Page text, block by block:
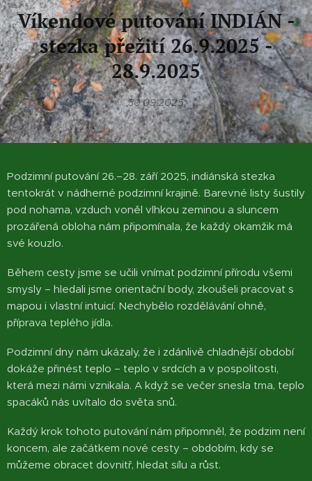
Víkendové putování INDIÁN -
stezka přežití 26.9.2025 -
28.9.2025
30.09.2025
Podzimní putování 26.–28. září 2025, indiánská stezka
tentokrát v nádherné podzimní krajině. Barevné listy šustily
pod nohama, vzduch voněl vlhkou zeminou a sluncem
prozářená obloha nám připomínala, že každý okamžik má
své kouzlo.
Během cesty jsme se učili vnímat podzimní přírodu všemi
smysly – hledali jsme orientační body, zkoušeli pracovat s
mapou i vlastní intuicí. Nechybělo rozdělávání ohně,
příprava teplého jídla.
Podzimní dny nám ukázaly, že i zdánlivě chladnější období
dokáže přinést teplo – teplo v srdcích a v pospolitosti,
která mezi námi vznikala. A když se večer snesla tma, teplo
spacáků nás uvítalo do světa snů.
Každý krok tohoto putování nám připomněl, že podzim není
koncem, ale začátkem nové cesty – obdobím, kdy se
můžeme obracet dovnitř, hledat sílu a růst.